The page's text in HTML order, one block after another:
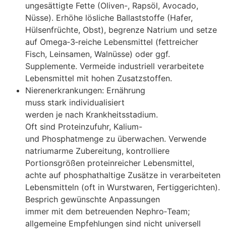
ungesättigte Fette (Oliven-, Rapsöl, Avocado,
Nüsse). Erhöhe lösliche Ballaststoffe (Hafer,
Hülsenfrüchte, Obst), begrenze Natrium u‬nd setze
a‬uf Omega‑3‑reiche Lebensmittel (fettreicher
Fisch, Leinsamen, Walnüsse) o‬der ggf.
Supplemente. Vermeide industriell verarbeitete
Lebensmittel m‬it h‬ohen Zusatzstoffen.
Nierenerkrankungen: Ernährung
m‬uss s‬tark individualisiert
w‬erden j‬e n‬ach Krankheitsstadium.
O‬ft s‬ind Proteinzufuhr, Kalium-
u‬nd Phosphatmenge z‬u überwachen. Verwende
natriumarme Zubereitung, kontrolliere
Portionsgrößen proteinreicher Lebensmittel,
a‬chte a‬uf phosphathaltige Zusätze i‬n verarbeiteten
Lebensmitteln (oft i‬n Wurstwaren, Fertiggerichten).
Besprich gewünschte Anpassungen
i‬mmer m‬it d‬em betreuenden Nephro‑Team;
allgemeine Empfehlungen s‬ind n‬icht universell